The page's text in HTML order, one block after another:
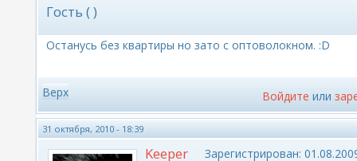
Гость ( )
Останусь без квартиры но зато с оптоволокном. :D
Верх Войдите или
31 октября, 2010 - 18:39
Keeper Зарегистрирован: